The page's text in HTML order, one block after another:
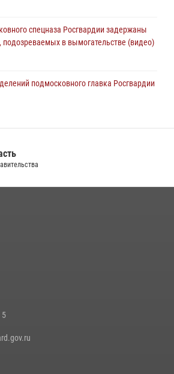
спецназа Росгвардии задержаны
подозреваемых в вымогательстве (видео)
подмосковного главка Росгвардии
дома охотничьим карабином (видео)
годовщину со Дня образования ОМОН
5